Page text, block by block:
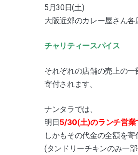
5月30日(土)
大阪近郊のカレー屋さん各
チャリティースパイス
それぞれの店舗の売上の一
寄付されます。
ナンタラでは、
明日 5/30(土)のランチ営
しかもその代金の全額を寄
(タンドリーチキンのみ一